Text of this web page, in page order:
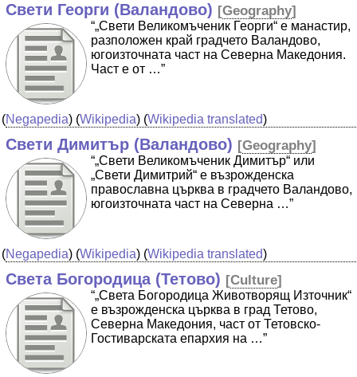
Свети Георги (Валандово) [Geography]
“„Свети Великомъченик Георги“ е манастир,
разположен край градчето Валандово,
югоизточната част на Северна Македония.
Част е от …”
(Negapedia) (Wikipedia) (Wikipedia translated)
Свети Димитър (Валандово) [Geography]
“„Свети Великомъченик Димитър“ или
„Свети Димитрий“ е възрожденска
православна църква в градчето Валандово,
югоизточната част на Северна …”
(Negapedia) (Wikipedia) (Wikipedia translated)
Света Богородица (Тетово) [Culture]
“„Света Богородица Животворящ Източник“
е възрожденска църква в град Тетово,
Северна Македония, част от Тетовско-
Гостиварската епархия на …”